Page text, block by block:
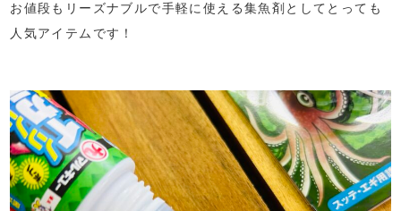
お値段もリーズナブルで手軽に使える集魚剤としてとっても
人気アイテムです！